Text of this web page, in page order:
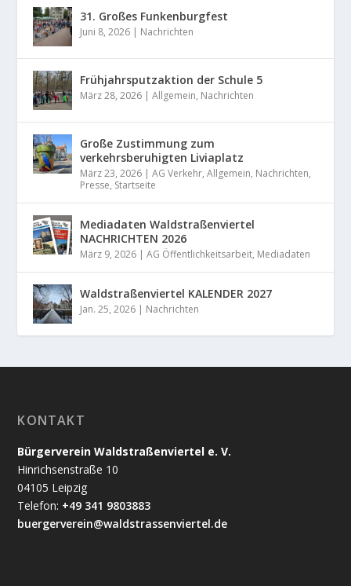
31. Großes Funkenburgfest
Juni 8, 2026 | Nachrichten
Frühjahrsputzaktion der Schule 5
März 28, 2026 |Allgemein, Nachrichten
Große Zustimmung zum
verkehrsberuhigten Liviaplatz
März 23, 2026 |AG Verkehr,Allgemein, Nachrichten,
Presse, Startseite
Mediadaten Waldstraßenviertel
NACHRICHTEN 2026
März 9, 2026 |AG Öffentlichkeitsarbeit, Mediadaten
Waldstraßenviertel KALENDER 2027
Jan. 25, 2026 | Nachrichten
KONTAKT
Bürgerverein Waldstraßenviertel e. V.
Hinrichsenstraße 10
04105 Leipzig
Telefon: +49 341 9803883
buergerverein@waldstrassenviertel.de